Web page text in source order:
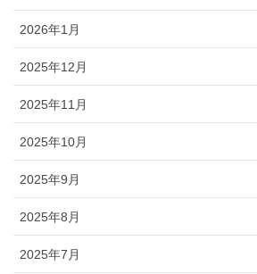
2026年1月
2025年12月
2025年11月
2025年10月
2025年9月
2025年8月
2025年7月